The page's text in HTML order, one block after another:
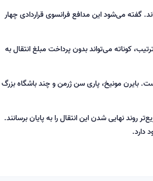
گفته می‌شود این مدافع فرانسوی قراردادی چهار
کوناته می‌تواند بدون پرداخت مبلغ انتقال به
بایرن مونیخ، پاری سن ژرمن و چند باشگاه بزرگ
نهایی شدن این انتقال را به پایان برسانند.
دارد.